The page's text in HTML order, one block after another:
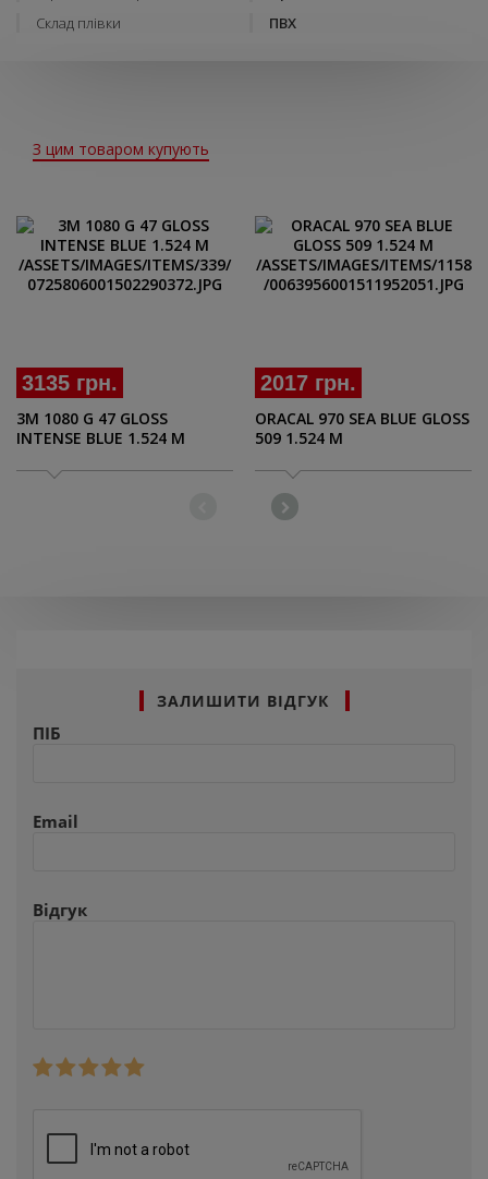
Склад плівки
ПВХ
З цим товаром купують
3135 грн.
3M 1080 G 47 GLOSS
INTENSE BLUE 1.524 M
2017 грн.
ORACAL 970 SEA BLUE GLOSS
509 1.524 M
ЗАЛИШИТИ ВІДГУК
ПІБ
Email
Відгук